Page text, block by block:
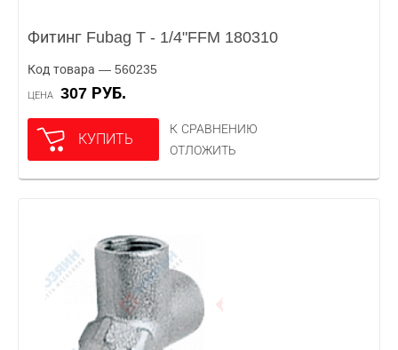
Фитинг Fubag T - 1/4"FFM 180310
Код товара — 560235
ЦЕНА 307 РУБ.
КУПИТЬ
К СРАВНЕНИЮ
ОТЛОЖИТЬ